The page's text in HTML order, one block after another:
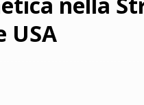
and the Challenges from the South
USA